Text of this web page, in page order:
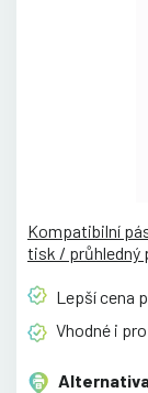
Kompatibilní
tisk / průhledný
Lepší cena
Vhodné i